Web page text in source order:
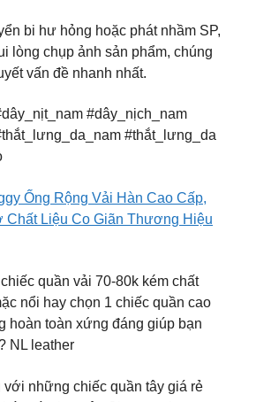
bi hư hỏng hoặc phát nhầm SP,
lòng chụp ảnh sản phẩm, chúng
vấn đề nhanh nhất.
#dây_nịch_nam
#thắt_lưng_da
Ống Rộng Vải Hàn Cao Cấp,
Chất Liệu Co Giãn Thương Hiệu
quần vải 70-80k kém chất
nổi hay chọn 1 chiếc quần cao
hoàn toàn xứng đáng giúp bạn
NL leather
với những chiếc quần tây giá rẻ